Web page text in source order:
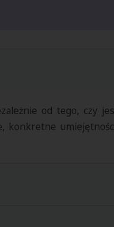
od tego, czy
konkretne